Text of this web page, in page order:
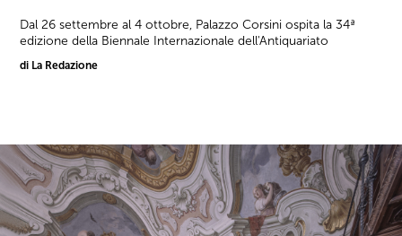
Dal 26 settembre al 4 ottobre, Palazzo Corsini ospita la 34ª
edizione della Biennale Internazionale dell'Antiquariato
di La Redazione